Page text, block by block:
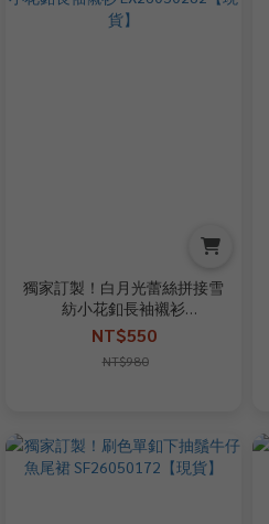
獨家訂製！白月光蕾絲拼接雪
紡小花釦長袖襯衫
EX26050282【現貨】
NT$550
NT$980